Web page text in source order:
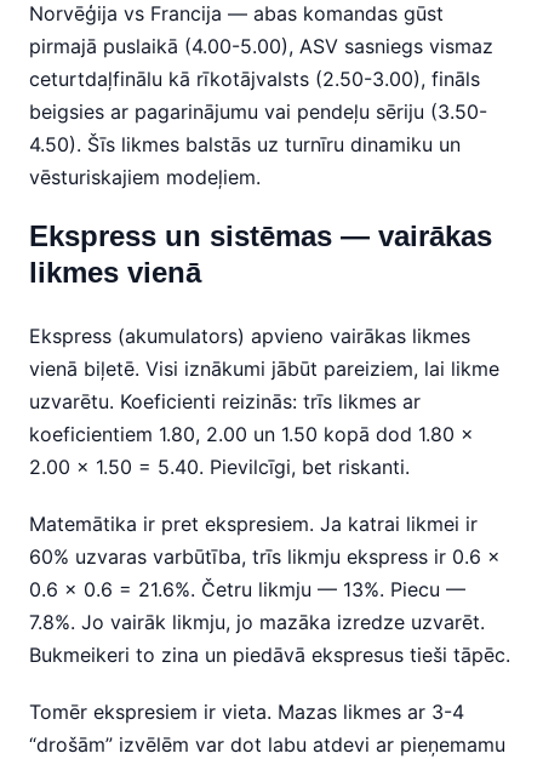
Norvēģija vs Francija — abas komandas gūst
pirmajā puslaikā (4.00-5.00), ASV sasniegs vismaz
ceturtdaļfinālu kā rīkotājvalsts (2.50-3.00), fināls
beigsies ar pagarinājumu vai pendeļu sēriju (3.50-
4.50). Šīs likmes balstās uz turnīru dinamiku un
vēsturiskajiem modeļiem.
Ekspress un sistēmas — vairākas
likmes vienā
Ekspress (akumulators) apvieno vairākas likmes
vienā biļetē. Visi iznākumi jābūt pareiziem, lai likme
uzvarētu. Koeficienti reizinās: trīs likmes ar
koeficientiem 1.80, 2.00 un 1.50 kopā dod 1.80 x
2.00 x 1.50 = 5.40. Pievilcīgi, bet riskanti.
Matemātika ir pret ekspresiem. Ja katrai likmei ir
60% uzvaras varbūtība, trīs likmju ekspress ir 0.6 x
0.6 x 0.6 = 21.6%. Četru likmju — 13%. Piecu —
7.8%. Jo vairāk likmju, jo mazāka izredze uzvarēt.
Bukmeikeri to zina un piedāvā ekspresus tieši tāpēc.
Tomēr ekspresiem ir vieta. Mazas likmes ar 3-4
“drošām” izvēlēm var dot labu atdevi ar pieņemamu